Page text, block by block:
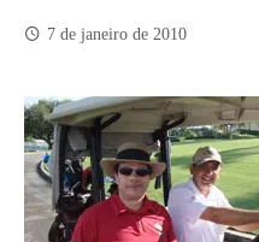
7 de janeiro de 2010